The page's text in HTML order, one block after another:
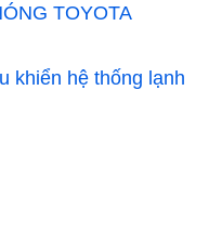
TOYOTA
khiển hệ thống lạnh